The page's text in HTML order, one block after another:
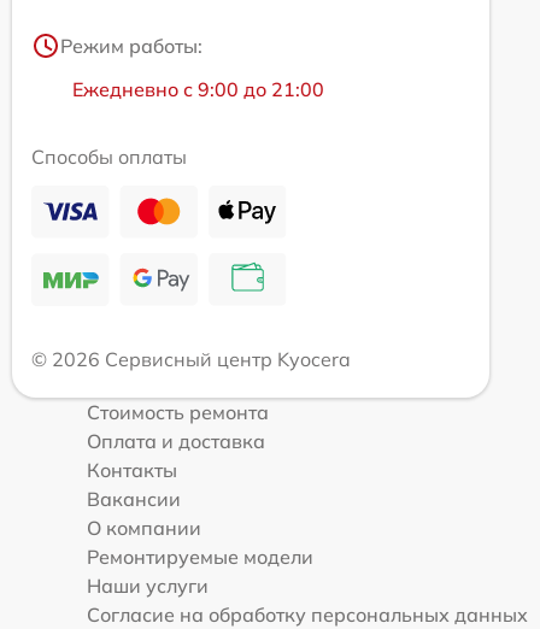
Режим работы:
Ежедневно с 9:00 до 21:00
Способы оплаты
© 2026 Сервисный центр Kyocera
Стоимость ремонта
Оплата и доставка
Контакты
Вакансии
О компании
Ремонтируемые модели
Наши услуги
Согласие на обработку персональных данных